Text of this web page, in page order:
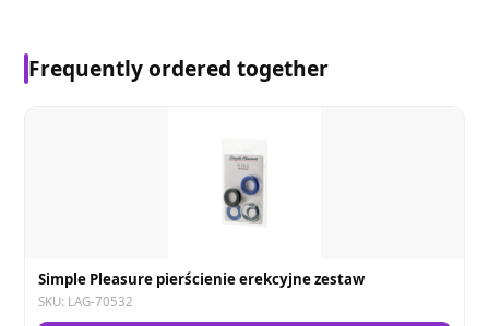
Frequently ordered together
Simple Pleasure pierścienie erekcyjne zestaw
SKU: LAG-70532